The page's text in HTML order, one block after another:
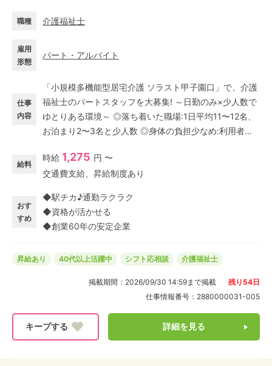
職種 介護福祉士
雇用
形態
パート・アルバイト
仕事
内容
「小規模多機能型居宅介護 ソラスト甲子園口」で、介護
福祉士のパートスタッフを大募集! ～日勤のみ×少人数で
ゆとりある環境～ ◎落ち着いた職場:1日平均11〜12名、
お泊まり2〜3名と少人数 ◎身体の負担少なめ:利用者様
お風呂や食事を楽しみに来られるなど、思い思いに過ご
されていますよ♪ ～ブランクOK!主夫・主婦パート活躍
ンクがある方も大歓迎!日勤のみの安定シフトで、家事や
育児と両立しながらムリなく働けます♪ 20代〜60代の計
17名のスタッフが在籍。アナタをしっかりサポートしま
給料
時給 1,275 円 〜
交通費支給、昇給制度あり
おす
すめ
◆駅チカ♪通勤ラクラク
◆資格が活かせる
◆創業60年の安定企業
昇給あり 40代以上活躍中 シフト応相談 介護福祉士
掲載期間： 2026/09/30 14:59まで掲載 残り 54日
仕事情報番号： 2880000031-005
詳細を見る